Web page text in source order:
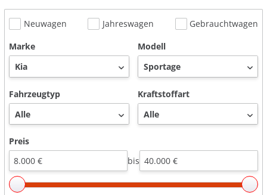
Neuwagen Jahreswagen
Gebrauchtwagen
Marke
Modell
Fahrzeugtyp Kraftstoffart
Preis
bis